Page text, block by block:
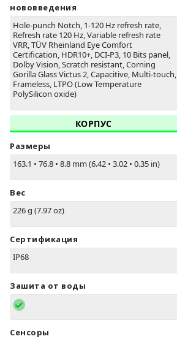
нововведения
Hole-punch Notch, 1-120 Hz refresh rate,
Refresh rate 120 Hz, Variable refresh rate
VRR, TÜV Rheinland Eye Comfort
Certification, HDR10+, DCI-P3, 10 Bits panel,
Dolby Vision, Scratch resistant, Corning
Gorilla Glass Victus 2, Capacitive, Multi-touch,
Frameless, LTPO (Low Temperature
PolySilicon oxide)
КОРПУС
Размеры
163.1 • 76.8 • 8.8 mm (6.42 • 3.02 • 0.35 in)
Вес
226 g (7.97 oz)
Сертификация
IP68
Зашита от воды
Сенсоры